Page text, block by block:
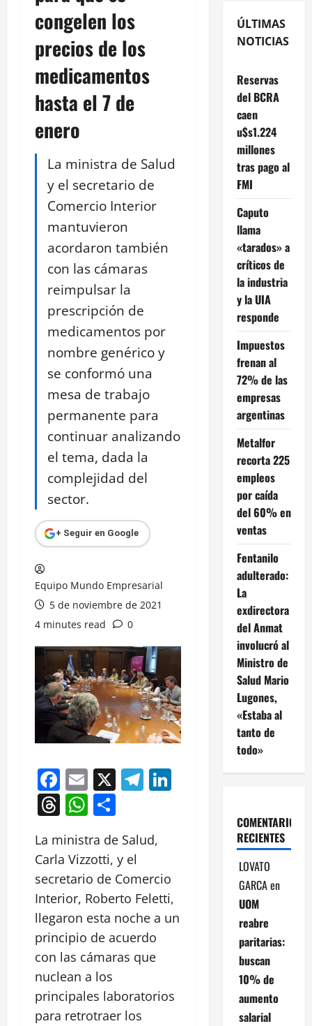
congelen los
precios de los
medicamentos
hasta el 7 de
enero
La ministra de Salud
y el secretario de
Comercio Interior
mantuvieron
acordaron también
con las cámaras
reimpulsar la
prescripción de
medicamentos por
nombre genérico y
se conformó una
mesa de trabajo
permanente para
continuar analizando
el tema, dada la
complejidad del
sector.
+ Seguir en Google
Equipo Mundo Empresarial
5 de noviembre de 2021
4 minutes read
0
Facebook
Email
X Telegram
LinkedIn
Threads
WhatsApp
La ministra de Salud,
Carla Vizzotti, y el
secretario de Comercio
Interior, Roberto Feletti,
llegaron esta noche a un
principio de acuerdo
con las cámaras que
nuclean a los
principales laboratorios
para retrotraer los
ÚLTIMAS
NOTICIAS
Reservas
del BCRA
caen
u$s1.224
millones
tras pago al
FMI
Caputo
llama
«tarados» a
críticos de
la industria
y la UIA
responde
Impuestos
frenan al
72% de las
empresas
argentinas
Metalfor
recorta 225
empleos
por caída
del 60% en
ventas
Fentanilo
adulterado:
La
exdirectora
del Anmat
involucró al
Ministro de
Salud Mario
Lugones,
«Estaba al
tanto de
todo»
COMENTARIOS
RECIENTES
LOVATO
GARCAen
UOM
reabre
paritarias:
buscan
10% de
aumento
salarial